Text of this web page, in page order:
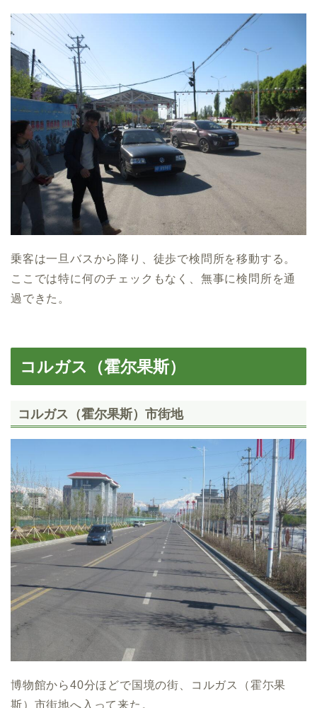
乗客は一旦バスから降り、徒歩で検問所を移動する。
ここでは特に何のチェックもなく、無事に検問所を通
過できた。
コルガス（霍尔果斯）
コルガス（霍尔果斯）市街地
博物館から40分ほどで国境の街、コルガス（霍尓果
斯）市街地へ入って来た。